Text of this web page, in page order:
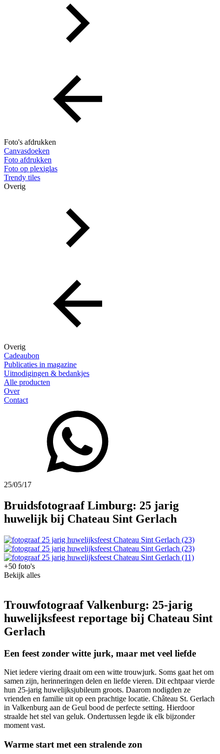
Foto's afdrukken
Canvasdoeken
Foto afdrukken
Foto op plexiglas
Trendy tiles
Overig
Overig
Cadeaubon
Publicaties in magazine
Uitnodigingen & bedankjes
Alle producten
Over
Contact
25/05/17
Bruidsfotograaf Limburg: 25 jarig
huwelijk bij Chateau Sint Gerlach
+50 foto's
Bekijk alles
Trouwfotograaf Valkenburg: 25-jarig
huwelijksfeest reportage bij Chateau Sint
Gerlach
Een feest zonder witte jurk, maar met veel liefde
Niet iedere viering draait om een witte trouwjurk. Soms gaat het om
samen zijn, herinneringen delen en liefde vieren. Dit echtpaar vierde
hun 25-jarig huwelijksjubileum groots. Daarom nodigden ze
vrienden en familie uit op een prachtige locatie. Château St. Gerlach
in Valkenburg aan de Geul bood de perfecte setting. Hierdoor
straalde het stel van geluk. Ondertussen legde ik elk bijzonder
moment vast.
Warme start met een stralende zon